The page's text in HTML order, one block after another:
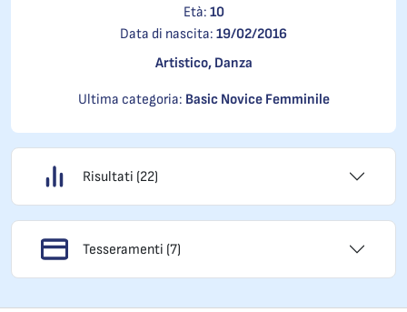
Età: 10
Data di nascita: 19/02/2016
Artistico, Danza
Ultima categoria: Basic Novice Femminile
Risultati (22)
Tesseramenti (7)